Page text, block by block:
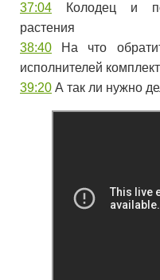
37:04 Колодец и
растения
38:40 На что
исполнителей
39:20 А так ли нужно